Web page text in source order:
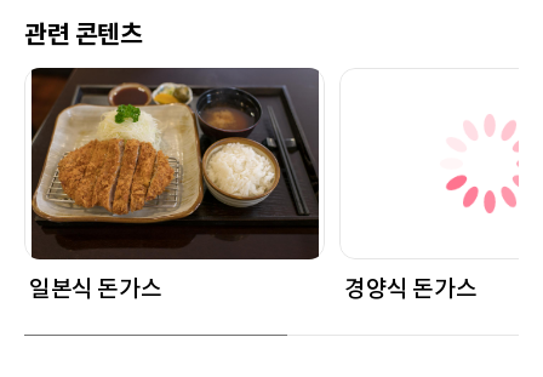
관련 콘텐츠
일본식 돈가스 경양식 돈가스